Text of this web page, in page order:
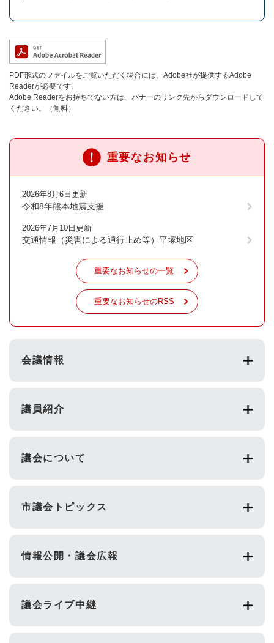
PDF形式のファイルをご覧いただく場合には、Adobe社が提供するAdobe
Readerが必要です。
Adobe Readerをお持ちでない方は、バナーのリンク先からダウンロードして
ください。（無料）
重要なお知らせ
2026年8月6日更新
令和8年熊本地震支援
2026年7月10日更新
交通情報（災害による通行止め等）平塚地区
重要なお知らせの一覧
重要なお知らせのRSS
会議情報
議員紹介
議会について
市議会トピックス
情報公開・議会広報
議会ライブ中継